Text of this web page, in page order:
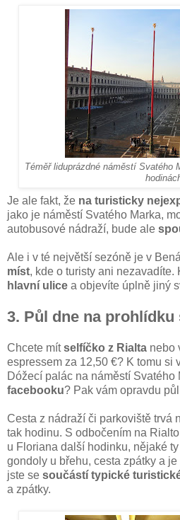
Téměř liduprázdné náměstí Svatého
Je ale fakt, že na turisticky
jako je náměstí Svatého Marka,
autobusové nádraží, bude ale
Ale i v té největší sezóně je v
míst, kde o turisty ani nezavadíte.
hlavní ulice a objevíte úplně jiný
3. Půl dne na prohlídku
Chcete mítselfíčko z Rialta nebo
espressem za 12,50 €? K tomu si
Dóžecí palác na náměstí Svatého
facebooku? Pak vám opravdu
Cesta z nádraží či parkoviště trvá
tak hodinu. S odbočením na
u Floriana další hodinku, nějaké
gondoly u břehu, cesta zpátky a
jste se součástí typické
a zpátky.